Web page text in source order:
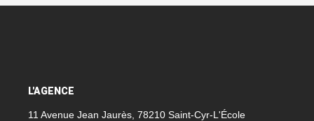
L'AGENCE
11 Avenue Jean Jaurès, 78210 Saint-Cyr-L'École